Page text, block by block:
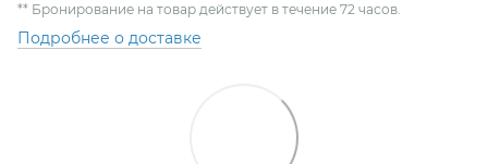
** Бронирование на товар действует в течение 72 часов.
Подробнее о доставке